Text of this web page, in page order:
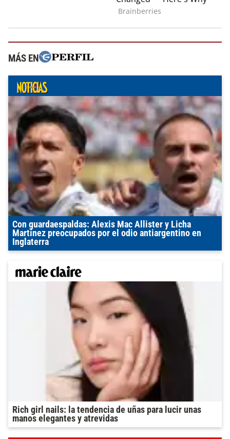
MÁS EN
Con guardaespaldas: Alexis Mac Allister y Licha
Martínez preocupados por el odio antiargentino en
Inglaterra
Rich girl nails: la tendencia de uñas para lucir unas
manos elegantes y atrevidas